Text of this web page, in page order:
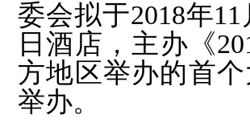
委会拟于2018年
日酒店，主办《
方地区举办的首
举办。